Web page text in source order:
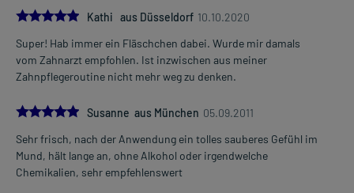
5.0
Kathi aus Düsseldorf 10.10.2020
Super! Hab immer ein Fläschchen dabei. Wurde mir damals
vom Zahnarzt empfohlen. Ist inzwischen aus meiner
Zahnpflegeroutine nicht mehr weg zu denken.
5.0
Susanne aus München 05.09.2011
Sehr frisch, nach der Anwendung ein tolles sauberes Gefühl im
Mund, hält lange an, ohne Alkohol oder irgendwelche
Chemikalien, sehr empfehlenswert